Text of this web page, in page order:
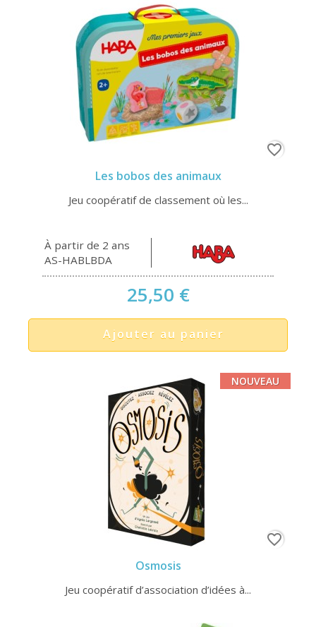
Les bobos des animaux
Jeu coopératif de classement où les...
À partir de 2 ans
AS-HABLBDA
25,50 €
Ajouter au panier
favorite_border
Osmosis
Jeu coopératif d’association d’idées à...
NOUVEAU
favorite_border